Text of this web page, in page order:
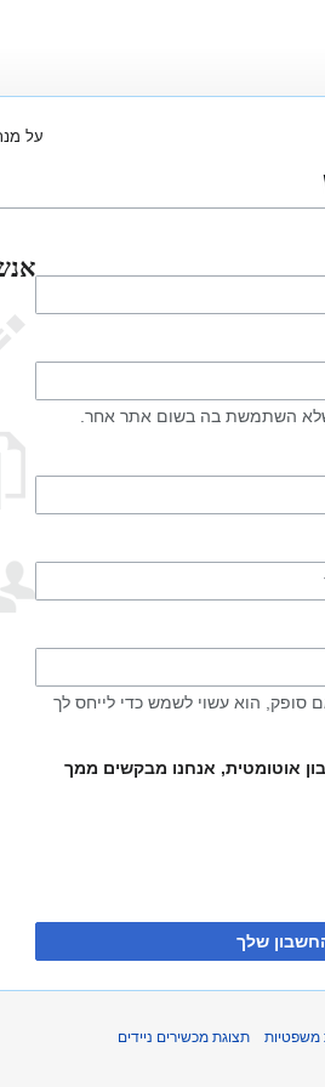
על
השתמשת בה בשום אתר אחר.
הוא עשוי לשמש כדי לייחס לך
אוטומטית, אנחנו מבקשים ממך
שלך
משפטיות תצוגת מכשירים ניידים